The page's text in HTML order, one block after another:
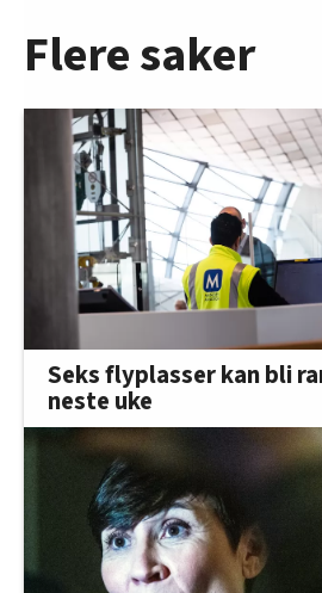
Flere saker
Seks flyplasser kan bli
neste uke